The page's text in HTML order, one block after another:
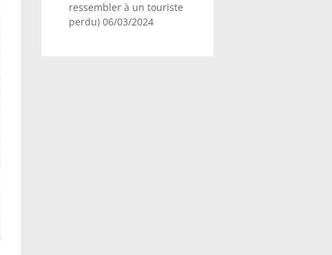
ressembler à un touriste
perdu) 06/03/2024